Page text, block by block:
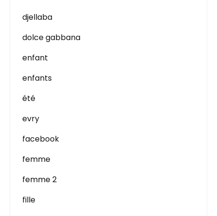
djellaba
dolce gabbana
enfant
enfants
été
evry
facebook
femme
femme 2
fille